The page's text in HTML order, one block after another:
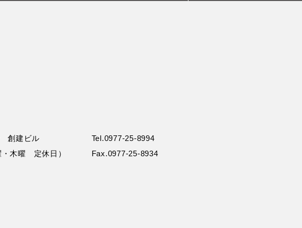
創建ビル
木曜 定休日）
Tel.0977-25-8994
Fax.0977-25-8934